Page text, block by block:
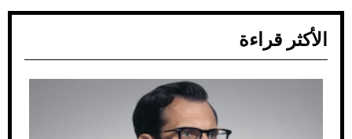
الأكثر قراءة